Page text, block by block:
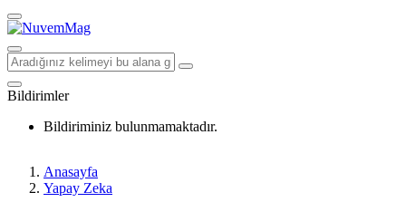
Bildirimler
Bildiriminiz bulunmamaktadır.
Anasayfa
Yapay Zeka